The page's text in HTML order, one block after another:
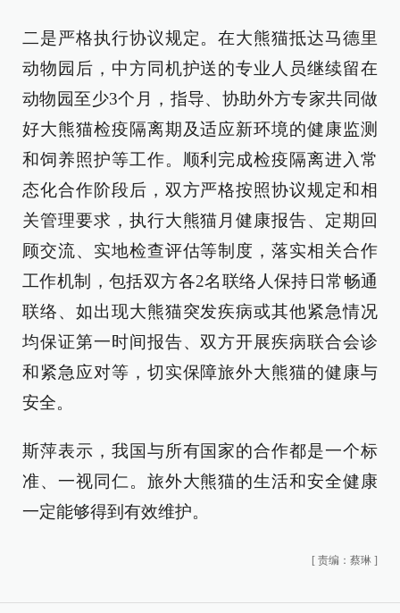
二是严格执行协议规定。在大熊猫抵达马德里
动物园后，中方同机护送的专业人员继续留在
动物园至少3个月，指导、协助外方专家共同做
好大熊猫检疫隔离期及适应新环境的健康监测
和饲养照护等工作。顺利完成检疫隔离进入常
态化合作阶段后，双方严格按照协议规定和相
关管理要求，执行大熊猫月健康报告、定期回
顾交流、实地检查评估等制度，落实相关合作
工作机制，包括双方各2名联络人保持日常畅通
联络、如出现大熊猫突发疾病或其他紧急情况
均保证第一时间报告、双方开展疾病联合会诊
和紧急应对等，切实保障旅外大熊猫的健康与
安全。
斯萍表示，我国与所有国家的合作都是一个标
准、一视同仁。旅外大熊猫的生活和安全健康
一定能够得到有效维护。
[ 责编：蔡琳 ]